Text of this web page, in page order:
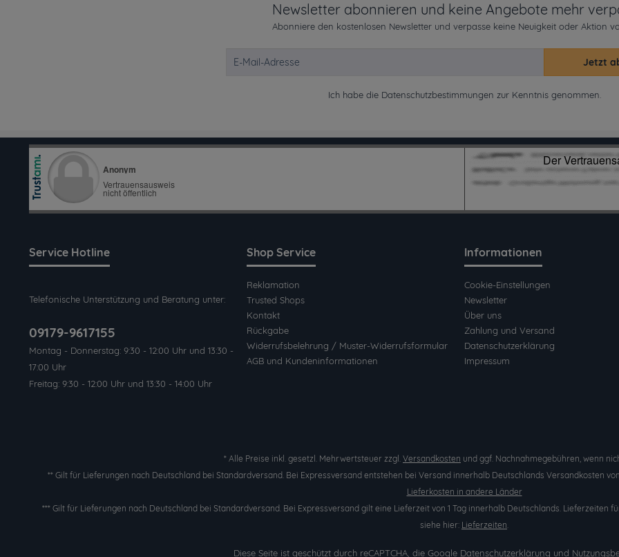
Newsletter abonnieren und keine Angebote mehr
Abonniere den kostenlosen Newsletter und verpasse keine Neuigkeit oder Aktion
Jetzt
Ich habe die Datenschutzbestimmungen zur Kenntnis genommen.
Service Hotline
Telefonische Unterstützung und Beratung unter:
09179-9617155
Montag - Donnerstag: 9:30 - 12:00 Uhr und 13:30 -
17:00 Uhr
Freitag: 9:30 - 12:00 Uhr und 13:30 - 14:00 Uhr
Shop Service
Reklamation
Trusted Shops
Kontakt
Rückgabe
Widerrufsbelehrung / Muster-Widerrufsformular
AGB und Kundeninformationen
Informationen
Cookie-Einstellungen
Newsletter
Über uns
Zahlung und Versand
Datenschutzerklärung
Impressum
* Alle Preise inkl. gesetzl. Mehrwertsteuer zzgl. Versandkosten und ggf. Nachnahmegebühren, wenn
** Gilt für Lieferungen nach Deutschland bei Standardversand. Bei Expressversand entstehen bei Versand innerhalb Deutschlands Versandkosten
Lieferkosten in andere Länder
*** Gilt für Lieferungen nach Deutschland bei Standardversand. Bei Expressversand gilt eine Lieferzeit von 1 Tag innerhalb Deutschlands.
siehe hier: Lieferzeiten.
Diese Seite ist geschützt durch reCAPTCHA, die Google Datenschutzerklärung und